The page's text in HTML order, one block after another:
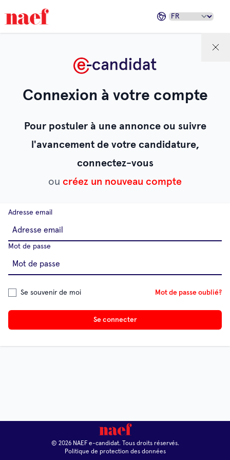
Connexion à votre compte
Pour postuler à une annonce ou suivre
l'avancement de votre candidature,
connectez-vous
ou créez un nouveau compte
Adresse email
Mot de passe
Se souvenir de moi Mot de passe oublié?
Se connecter
© 2026 NAEF e-candidat. Tous droits réservés.
Politique de protection des données